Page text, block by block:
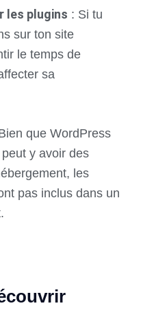
les plugins : Si tu
sur ton site
le temps de
sa
que WordPress
y avoir des
les
pas inclus dans un